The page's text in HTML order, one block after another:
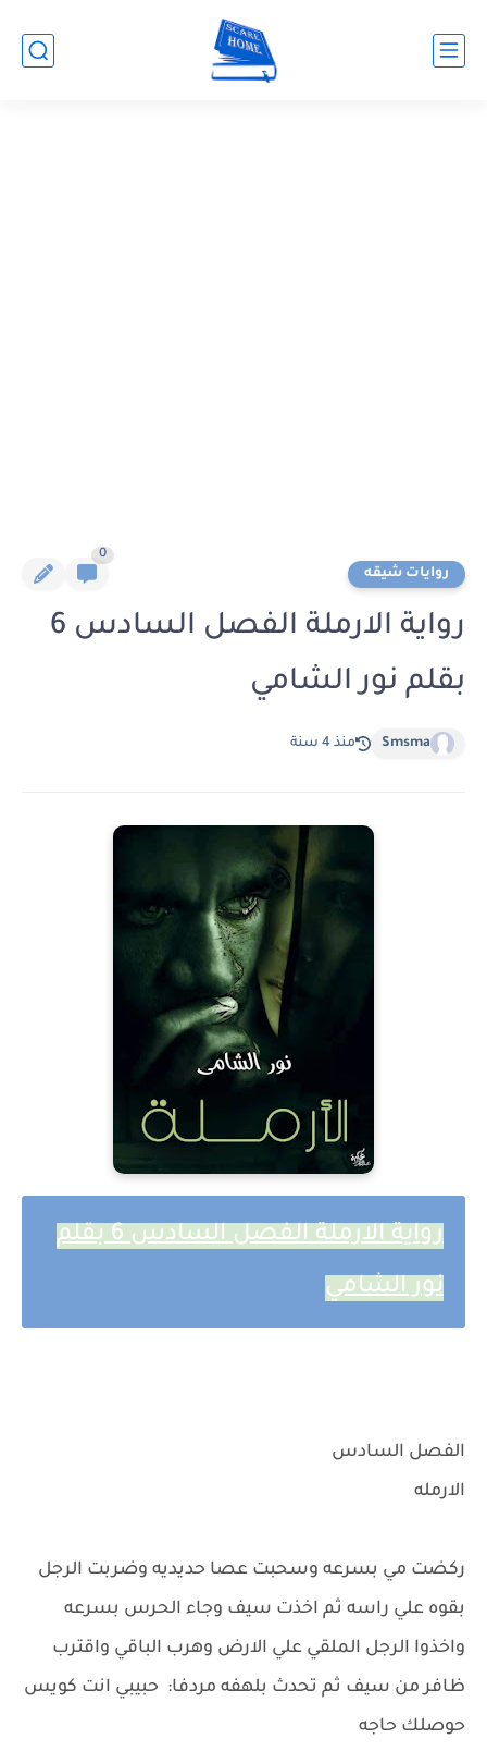
روايات شيقه
0
رواية الارملة الفصل السادس 6
بقلم نور الشامي
Smsma منذ 4 سنة
رواية الارملة الفصل السادس 6 بقلم
نور الشامي
الفصل السادس
الارمله
ركضت مي بسرعه وسحبت عصا حديديه وضربت الرجل
بقوه علي راسه ثم اخذت سيف وجاء الحرس بسرعه
واخذوا الرجل الملقي علي الارض وهرب الباقي واقترب
ظافر من سيف ثم تحدث بلهفه مردفا: حبيبي انت كويس
حوصلك حاجه